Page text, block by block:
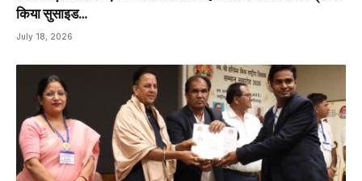
किया सुसाइड…
July 18, 2026